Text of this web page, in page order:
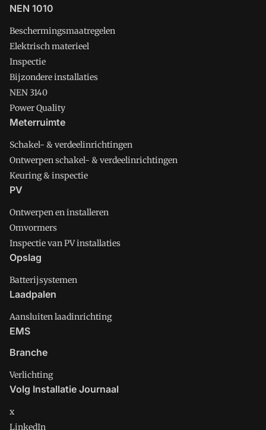
NEN 1010
Beschermingsmaatregelen
Elektrisch materieel
Inspectie
Bijzondere installaties
NEN 3140
Power Quality
Meterruimte
Schakel- & verdeelinrichtingen
Ontwerpen schakel- & verdeelinrichtingen
Keuring & inspectie
PV
Ontwerpen en installeren
Omvormers
Inspectie van PV installaties
Opslag
Batterijsystemen
Laadpalen
Aansluiten laadinrichting
EMS
Branche
Verlichting
Volg Installatie Journaal
x
LinkedIn